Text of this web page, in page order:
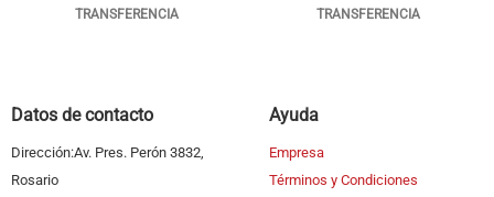
TRANSFERENCIA
TRANSFERENCIA
Datos de contacto
Dirección:Av. Pres. Perón 3832,
Rosario
Ayuda
Empresa
Términos y Condiciones